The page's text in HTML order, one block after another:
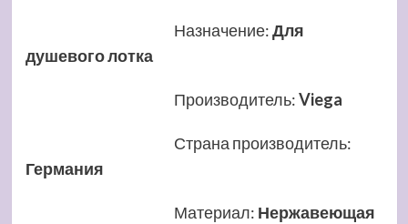
Назначение:Для
душевого лотка
Производитель:Viega
Страна производитель:
Германия
Материал: Нержавеющая